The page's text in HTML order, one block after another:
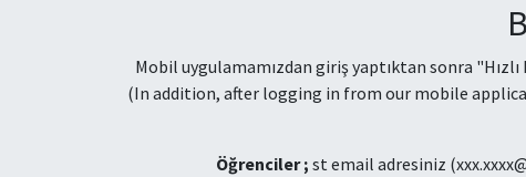
Mobil uygulamamızdan giriş yaptıktan sonra
(In addition, after logging in from our mobile
Öğrenciler ; st email adresiniz